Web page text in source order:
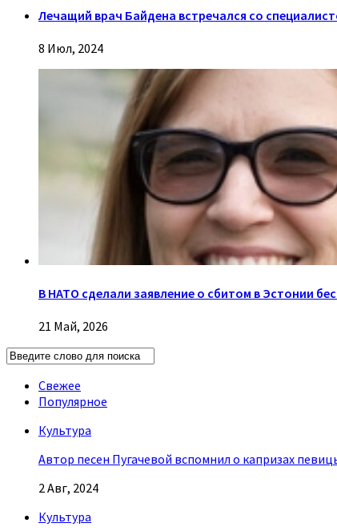
Лечащий врач Байдена встречался со
8 Июл, 2024
В НАТО сделали заявление о сбитом в Эстонии
21 Май, 2026
Свежее
Популярное
Культура
Автор песен Пугачевой вспомнил о капризах
2 Авг, 2024
Культура